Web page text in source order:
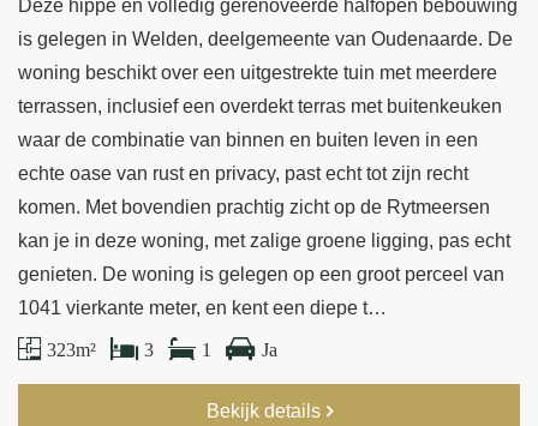
Deze hippe en volledig gerenoveerde halfopen bebouwing
is gelegen in Welden, deelgemeente van Oudenaarde. De
woning beschikt over een uitgestrekte tuin met meerdere
terrassen, inclusief een overdekt terras met buitenkeuken
waar de combinatie van binnen en buiten leven in een
echte oase van rust en privacy, past echt tot zijn recht
komen. Met bovendien prachtig zicht op de Rytmeersen
kan je in deze woning, met zalige groene ligging, pas echt
genieten. De woning is gelegen op een groot perceel van
1041 vierkante meter, en kent een diepe t…
323 m² 3 1 Ja
Bekijk details